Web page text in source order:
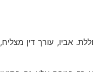
למשפחה יהודית מתבוללת. אביו, עורך דין מצליח,